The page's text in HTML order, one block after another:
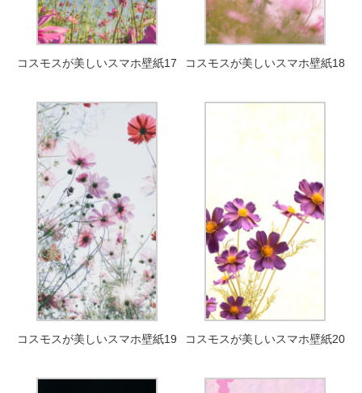
コスモスが美しいスマホ壁紙17 コスモスが美しいスマホ壁紙18
コスモスが美しいスマホ壁紙19 コスモスが美しいスマホ壁紙20